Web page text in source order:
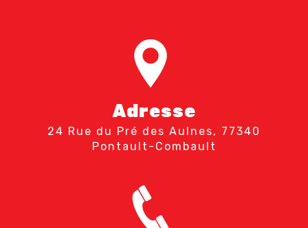
Adresse
24 Rue du Pré des Aulnes, 77340
Pontault-Combault